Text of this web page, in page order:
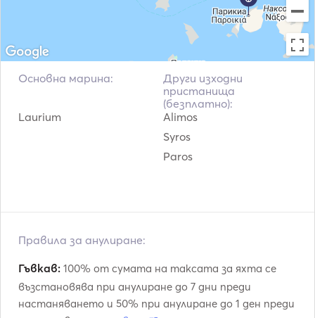
Основна марина:
Laurium
Други изходни
пристанища
(безплатно):
Alimos
Syros
Paros
Правила за анулиране:
Гъвкав: 100% от сумата на таксата за яхта се
възстановява при анулиране до 7 дни преди
настаняването и 50% при анулиране до 1 ден преди